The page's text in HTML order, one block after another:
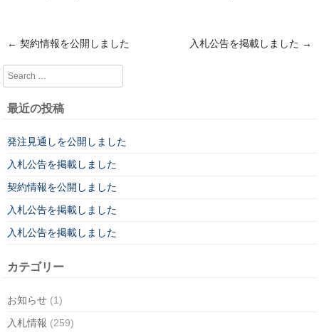
Post navigation
← 契約情報を公開しました 入札公告を掲載しました →
Search
最近の投稿
発注見通しを公開しました
入札公告を掲載しました
契約情報を公開しました
入札公告を掲載しました
入札公告を掲載しました
カテゴリー
お知らせ (1)
入札情報 (259)